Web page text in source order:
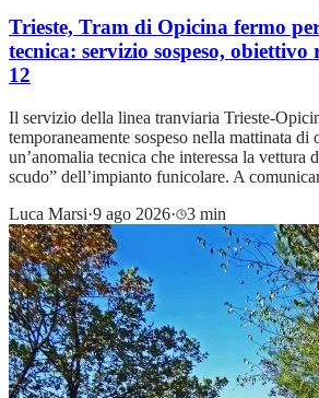
Trieste, Tram di Opicina fermo
tecnica: servizio sospeso,
12
Il servizio della linea tranviaria Trieste-
temporaneamente sospeso nella mattinata di
un’anomalia tecnica che interessa la vettura
scudo” dell’impianto funicolare. A
Luca Marsi·9 ago 2026· 3 min